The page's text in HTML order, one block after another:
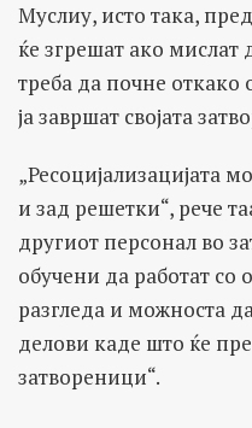
Муслиу, исто така,
ќе згрешат ако мислат
треба да почне
ја завршат својата
„Ресоцијализацијата
и зад решетки“, рече
другиот персонал во
обучени да работат со
разгледа и можноста
делови каде што ќе
затвореници“.